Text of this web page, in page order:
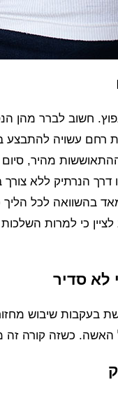
נפוץ. חשוב לברר
רחם עשויה
מהיר,
דרך הנרתיק ללא
בהשוואה לכל הליך
כי למרות
לא סדיר
בעקבות שיבוש מחזור
האשה. כשזה קורה זה